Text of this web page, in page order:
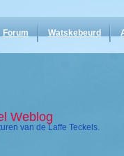
Forum Watskebeurd
Weblog
van de Laffe Teckels.